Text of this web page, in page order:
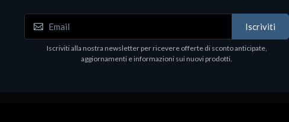
Iscriviti
Iscriviti alla nostra newsletter per ricevere offerte di sconto anticipate,
aggiornamenti e informazioni sui nuovi prodotti.